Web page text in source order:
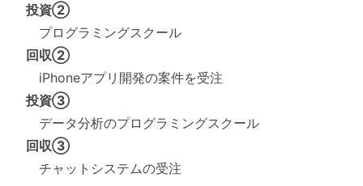
投資②
プログラミングスクール
回収②
iPhoneアプリ開発の案件を受注
投資③
データ分析のプログラミングスクール
回収③
チャットシステムの受注